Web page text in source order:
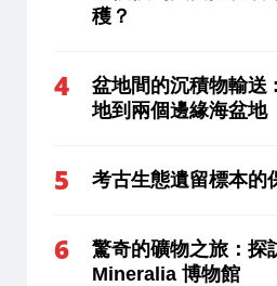
穫？
盆地間的沉積物輸送
地到兩個邊緣海盆地
考古生態遺留標本的
驚奇的礦物之旅：探
Mineralia 博物館